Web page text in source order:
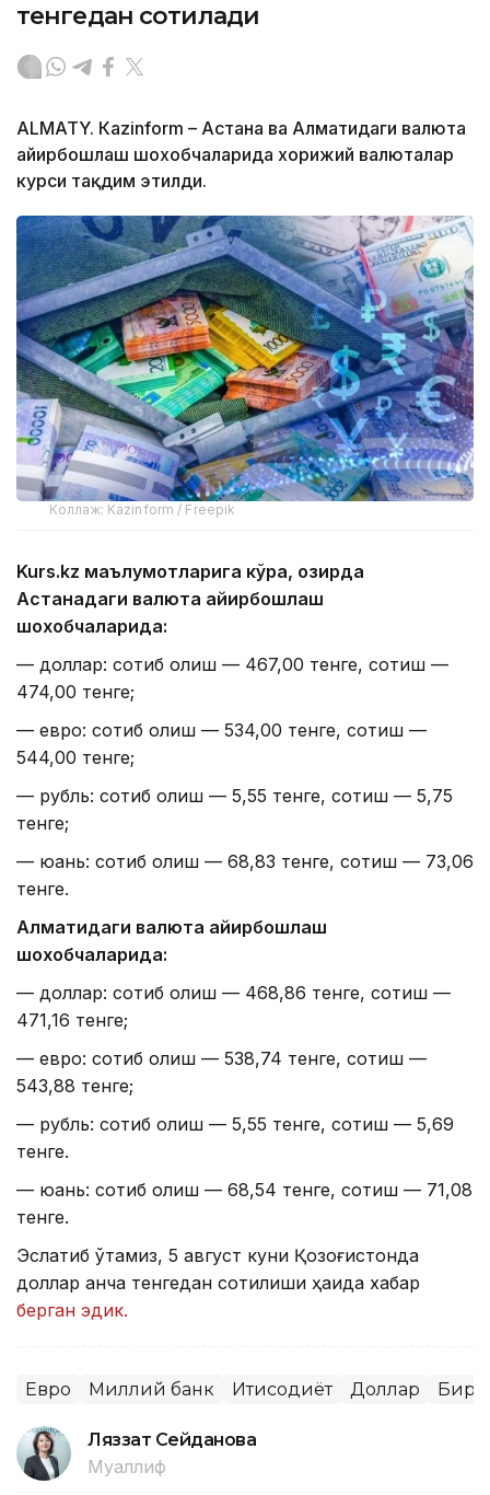
тенгедан сотилади
ALMATY. Кazinform – Астана ва Алматидаги валюта
айирбошлаш шохобчаларида хорижий валюталар
курси тақдим этилди.
Коллаж: Kazinform / Freepik
Kurs.kz маълумотларига кўра, ҳозирда
Астанадаги валюта айирбошлаш
шохобчаларида:
— доллар: сотиб олиш — 467,00 тенге, сотиш —
474,00 тенге;
— евро: сотиб олиш — 534,00 тенге, сотиш —
544,00 тенге;
— рубль: сотиб олиш — 5,55 тенге, сотиш — 5,75
тенге;
— юань: сотиб олиш — 68,83 тенге, сотиш — 73,06
тенге.
Алматидаги валюта айирбошлаш
шохобчаларида:
— доллар: сотиб олиш — 468,86 тенге, сотиш —
471,16 тенге;
— евро: сотиб олиш — 538,74 тенге, сотиш —
543,88 тенге;
— рубль: сотиб олиш — 5,55 тенге, сотиш — 5,69
тенге.
— юань: сотиб олиш — 68,54 тенге, сотиш — 71,08
тенге.
Эслатиб ўтамиз, 5 август куни Қозоғистонда
доллар қанча тенгедан сотилиши ҳақида хабар
берган эдик.
Евро Миллий банк Иқтисодиёт Доллар
Ляззат Сейданова
Муаллиф